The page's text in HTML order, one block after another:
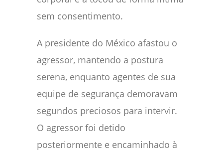
sem consentimento.
A presidente do México afastou o
agressor, mantendo a postura
serena, enquanto agentes de sua
equipe de segurança demoravam
segundos preciosos para intervir.
O agressor foi detido
posteriormente e encaminhado à